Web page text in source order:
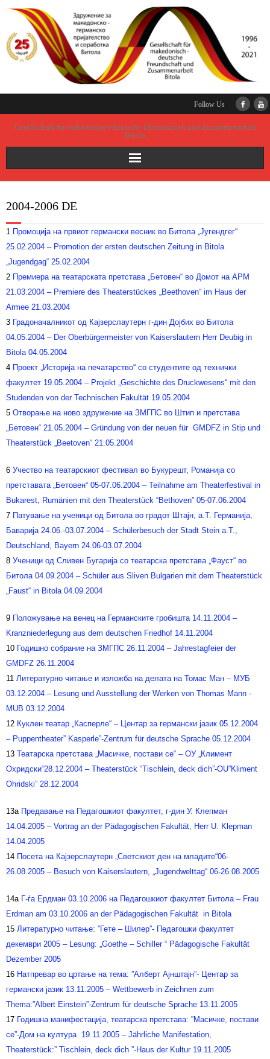
Follow Us
Gesellschaft für makedonisch-deutsche Freundschaft und Zusammenarbeit
Bitola
Startseite
Präsidium
Partner
Mitgliedschaft
Über Bitola
Kontakte
Deutsch
2004-2006 DE
1 Промоција на првиот германски весник во Битола „Југендгег“
25.02.2004 – Promotion der ersten deutschen Zeitung in Bitola
„Jugendgag“ 25.02.2004
2 Премиера на театарската претстава „Бетовен“ во Домот на АРМ
21.03.2004 – Premiere des Theaterstückes „Beethoven“ im Haus der
Armee 21.03.2004
3 Градоначалникот од Кајзерслаутерн г-дин Дојбих во Битола
04.05.2004 – Der Oberbürgermeister von Kaiserslautern Herr Deubig in
Bitola 04.05.2004
4 Проект „Историја на печатарство“ со студентите од технички
факултет 19.05.2004 – Projekt „Geschichte des Druckwesens“ mit den
Studenden von der Technischen Fakultät 19.05.2004
5 Отворање на ново здружение на ЗМГПС во Штип и претстава
„Бетовен“ 21.05.2004 – Gründung von der neuen für GMDFZ in Stip und
Theaterstück „Beetoven“ 21.05.2004
6 Учество на театарскиот фестивал во Букурешт, Романија со
претставата „Бетовен“ 05-07.06.2004 – Teilnahme am Theaterfestival in
Bukarest, Rumänien mit den Theaterstück “Bethoven” 05-07.06.2004
7 Патување на ученици од Битола во градот Штајн, а.Т. Германија,
Баварија 24.06.-03.07.2004 – Schülerbesuch der Stadt Stein a.T.,
Deutschland, Bayern 24.06-03.07.2004
8 Ученици од Сливен Бугарија со театарска претстава „Фауст“ во
Битола 04.09.2004 – Schüler aus Sliven Bulgarien mit dem Theaterstück
„Faust“ in Bitola 04.09.2004
9 Положување на венец на Германските гробишта 14.11.2004 –
Kranzniederlegung aus dem deutschen Friedhof 14.11.2004
10 Годишно собрание на ЗМГПС 26.11.2004 – Jahrestagfeier der
GMDFZ 26.11.2004
11 Литературно читање и изложба на делата на Томас Ман – МУБ
03.12.2004 – Lesung und Ausstellung der Werken von Thomas Mann -
MUB 03.12.2004
12 Куклен театар „Касперле“ – Центар за германски јазик 05.12.2004
– Puppentheater” Kasperle”-Zentrum für deutsche Sprache 05.12.2004
13 Театарска претстава „Масичке, постави се“ – ОУ „Климент
Охридски“28.12.2004 – Theaterstück “Tischlein, deck dich”-OU”Kliment
Ohridski” 28.12.2004
13a Предавање на Педагошкиот факултет, г-дин У. Клепман
14.04.2005 – Vortrag an der Pädagogischen Fakultät, Herr U. Klepman
14.04.2005
14 Посета на Кајзерслаутерн „Светскиот ден на младите“06-
26.08.2005 – Besuch von Kaiserslautern, „Jugendwelttag“ 06-26.08.2005
14a Г-ѓа Ердман 03.10.2006 на Педагошкиот факултет Битола – Frau
Erdman am 03.10.2006 an der Pädagogischen Fakultät in Bitola
15 Литературно читање: ”Гете – Шилер”- Педагошки факултет
декември 2005 – Lesung: „Goethe – Schiller “ Pädagogische Fakultät
Dezember 2005
16 Натпревар во цртање на тема: ”Алберт Ајнштајн”- Центар за
германски јазик 13.11.2005 – Wettbewerb in Zeichnen zum
Thema:”Albert Einstein”-Zentrum für deutsche Sprache 13.11.2005
17 Годишна манифестација, театарска претстава: ”Масичке, постави
се”-Дом на култура 19.11.2005 – Jährliche Manifestation,
Theaterstück:” Tischlein, deck dich ”-Haus der Kultur 19.11.2005